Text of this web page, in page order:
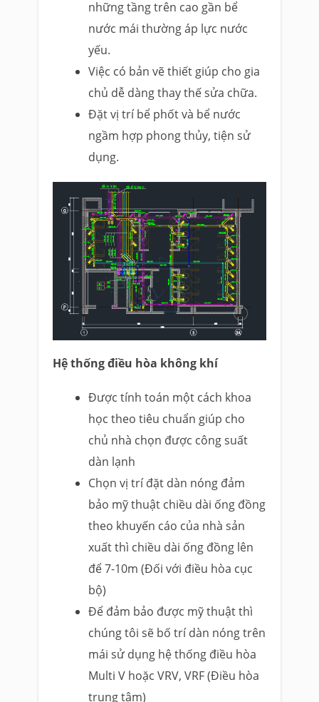
những tầng trên cao gần bể
nước mái thường áp lực nước
yếu.
Việc có bản vẽ thiết giúp cho gia
chủ dễ dàng thay thế sửa chữa.
Đặt vị trí bể phốt và bể nước
ngầm hợp phong thủy, tiện sử
dụng.
Hệ thống điều hòa không khí
Được tính toán một cách khoa
học theo tiêu chuẩn giúp cho
chủ nhà chọn được công suất
dàn lạnh
Chọn vị trí đặt dàn nóng đảm
bảo mỹ thuật chiều dài ống đồng
theo khuyến cáo của nhà sản
xuất thì chiều dài ống đồng lên
để 7-10m (Đối với điều hòa cục
bộ)
Để đảm bảo được mỹ thuật thì
chúng tôi sẽ bố trí dàn nóng trên
mái sử dụng hệ thống điều hòa
Multi V hoặc VRV, VRF (Điều hòa
trung tâm)